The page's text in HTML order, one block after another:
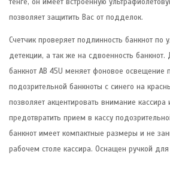
позволяет защитить Вас от подделок.
Счетчик проверяет подлинность банкнот по
детекции, а так же на сдвоенность банкнот.
банкнот AB 45U меняет фоновое освещение
подозрительной банкноты с синего на
позволяет акцентировать внимание кассира
предотвратить прием в кассу
банкнот имеет компактные размеры и не
рабочем столе кассира. Оснащен ручкой для